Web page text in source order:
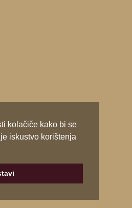
kolačiče kako bi se
iskustvo korištenja